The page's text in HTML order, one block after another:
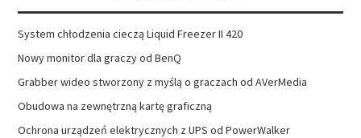
System chłodzenia cieczą Liquid Freezer II 420
Nowy monitor dla graczy od BenQ
Grabber wideo stworzony z myślą o graczach od AVerMedia
Obudowa na zewnętrzną kartę graficzną
Ochrona urządzeń elektrycznych z UPS od PowerWalker